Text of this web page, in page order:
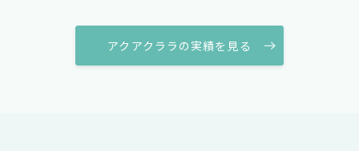
アクアクララの実績を見る